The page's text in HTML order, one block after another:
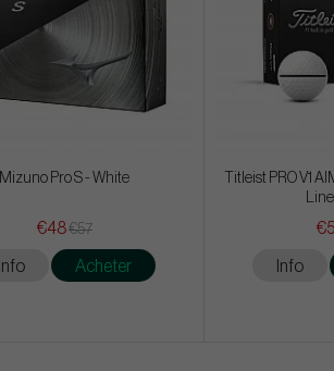
Mizuno Pro S - White
€48€57
Info Acheter
Titleist PRO V1
Info